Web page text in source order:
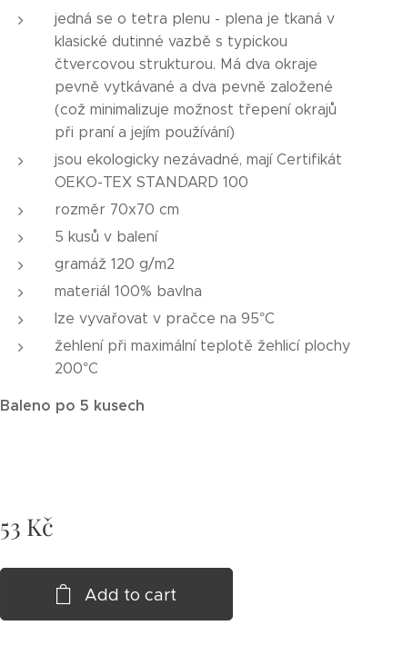
jedná se o tetra plenu - plena je tkaná v
klasické dutinné vazbě s typickou
čtvercovou strukturou. Má dva okraje
pevně vytkávané a dva pevně založené
(což minimalizuje možnost třepení okrajů
při praní a jejím používání)
jsou ekologicky nezávadné, mají Certifikát
OEKO-TEX STANDARD 100
rozměr 70x70 cm
5 kusů v balení
gramáž 120 g/m2
materiál 100% bavlna
lze vyvařovat v pračce na 95°C
žehlení při maximální teplotě žehlicí plochy
200°C
Baleno po 5 kusech
53 Kč
Add to cart